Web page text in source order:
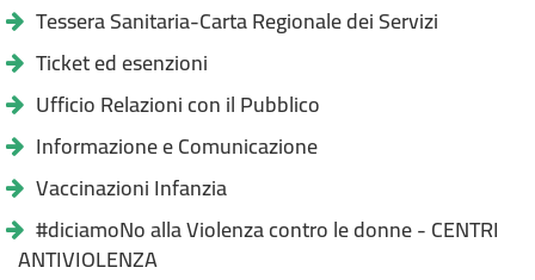
Tessera Sanitaria-Carta Regionale dei Servizi
Ticket ed esenzioni
Ufficio Relazioni con il Pubblico
Informazione e Comunicazione
Vaccinazioni Infanzia
#diciamoNo alla Violenza contro le donne - CENTRI
ANTIVIOLENZA